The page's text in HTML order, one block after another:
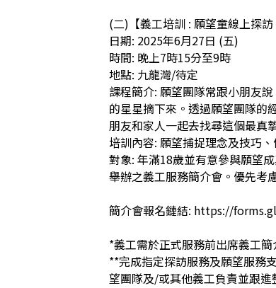
(二)【義工培訓 : 願望童線上探訪
日期: 2025年6月27日 (五)
時間: 晚上7時15分至9時
地點: 九龍灣/待定
課程簡介: 願望團隊常跟小朋友
的星星摘下來。透過願望團隊的
朋友和家人一起去找尋這個最真
培訓內容: 願望捕捉理念及技巧
對象: 年滿18歲並有意參與願望
舉辦之義工服務簡介會。優先考
簡介會報名鏈結: https://
*義工需於正式服務前出席義工
**完成指定探訪服務及願望服務
望團隊及/或其他義工負責並跟進